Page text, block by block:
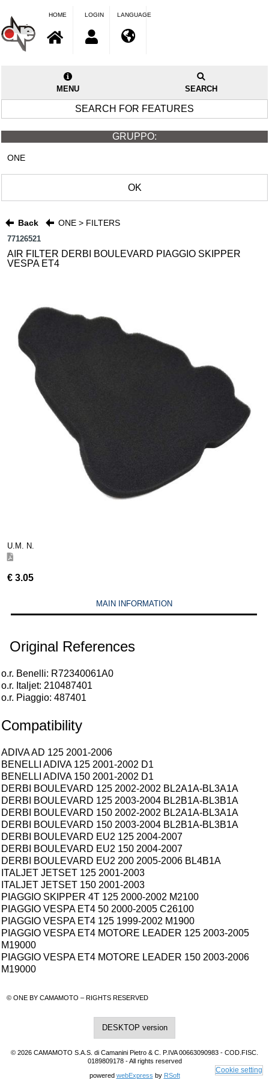
HOME LOGIN LANGUAGE
MENU SEARCH
SEARCH FOR FEATURES
GRUPPO:
ONE
OK
Back ONE > FILTERS
77126521
AIR FILTER DERBI BOULEVARD PIAGGIO SKIPPER
VESPA ET4
U.M. N.
€ 3.05
MAIN INFORMATION
Original References
o.r. Benelli: R72340061A0
o.r. Italjet: 210487401
o.r. Piaggio: 487401
Compatibility
ADIVA AD 125 2001-2006
BENELLI ADIVA 125 2001-2002 D1
BENELLI ADIVA 150 2001-2002 D1
DERBI BOULEVARD 125 2002-2002 BL2A1A-BL3A1A
DERBI BOULEVARD 125 2003-2004 BL2B1A-BL3B1A
DERBI BOULEVARD 150 2002-2002 BL2A1A-BL3A1A
DERBI BOULEVARD 150 2003-2004 BL2B1A-BL3B1A
DERBI BOULEVARD EU2 125 2004-2007
DERBI BOULEVARD EU2 150 2004-2007
DERBI BOULEVARD EU2 200 2005-2006 BL4B1A
ITALJET JETSET 125 2001-2003
ITALJET JETSET 150 2001-2003
PIAGGIO SKIPPER 4T 125 2000-2002 M2100
PIAGGIO VESPA ET4 50 2000-2005 C26100
PIAGGIO VESPA ET4 125 1999-2002 M1900
PIAGGIO VESPA ET4 MOTORE LEADER 125 2003-2005
M19000
PIAGGIO VESPA ET4 MOTORE LEADER 150 2003-2006
M19000
© ONE BY CAMAMOTO – RIGHTS RESERVED
Cookie setting
DESKTOP version
© 2026 CAMAMOTO S.A.S. di Camanini Pietro & C. P.IVA 00663090983 - COD.FISC.
0189809178 - All rights reserved
powered webExpress by RSoft